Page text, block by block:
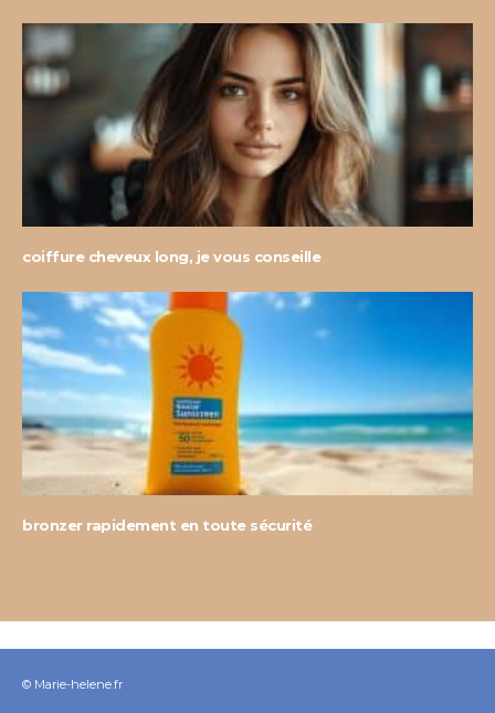
coiffure cheveux long, je vous conseille
bronzer rapidement en toute sécurité
© Marie-helene.fr